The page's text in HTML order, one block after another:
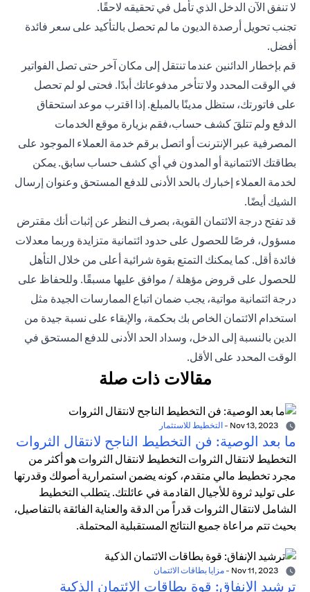
لا تنفق الآن الدخل الذي تأمل في تحقيقه لاحقًا.
تجنب تحويل أرصدة الديون ما لم تحصل بالتأكيد على سعر فائدة
أفضل.
قم بإخطار الدائنين عندما تنتقل إلى مكان آخر حتى تصل الفواتير
في الوقت المحدد ولا تتأخر مدفوعاتك أبدًا. فحتى لو لم تحصل
على فاتورتك، ستظل مدينًا بالمبلغ. إذا اقترب موعد استحقاق
الدفع ولم تتلقَ كشف حساب،فقم بزيارة موقع الخدمات
المصرفية عبر الإنترنت أو اتصل برقم خدمة العملاء الموجود على
بطاقتك الائتمانية أو المدون في أي كشف حساب سابق. يمكن
لخدمة العملاء إخبارك بالحد الأدنى للدفع المستحق وعنوان إرسال
الشيك أيضًا.
قد تفتح درجة الائتمان القوية، بصرف النظر عن إثبات أنك مقترض
مسؤول، فرصًا للحصول على حدود ائتمانية متزايدة وربما معدلات
فائدة أقل. كما يمكنك التمتع بقوة شرائية أعلى من خلال التأهل
للحصول على قروض مؤهلة / موافق عليها مسبقًا. وللحفاظ على
درجة ائتمانية مواتية، يجب ضمان اتباع الممارسات الجيدة مثل
استخدام الائتمان الخاص بك بحكمة، والإبقاء على نسبة جيدة من
الدين بالنسبة إلى الدخل، وسداد الحد الأدنى للدفع المستحق في
الوقت المحدد على الأقل.
مقالات ذات صلة
- التخطيط للاستثمار
ما بعد الوصية: فن التخطيط الناجح لانتقال الثروات
التخطيط لانتقال الثروات التخطيط لانتقال الثروات هو أكثر من
مجرد تخطيط مالي متقدم، كونه يضمن استمرارية أصولك وقدرتها
على توليد ثروة للأجيال القادمة في عائلتك. يتطلب التخطيط
الشامل لانتقال الثروات قدراً من الدقة والعناية الفائقة بالتفاصيل،
بحيث تتم مراعاة جميع النتائج المستقبلية المحتملة.
- مزايا بطاقات الائتمان
ترشيد الإنفاق: قوة بطاقات الائتمان الذكية